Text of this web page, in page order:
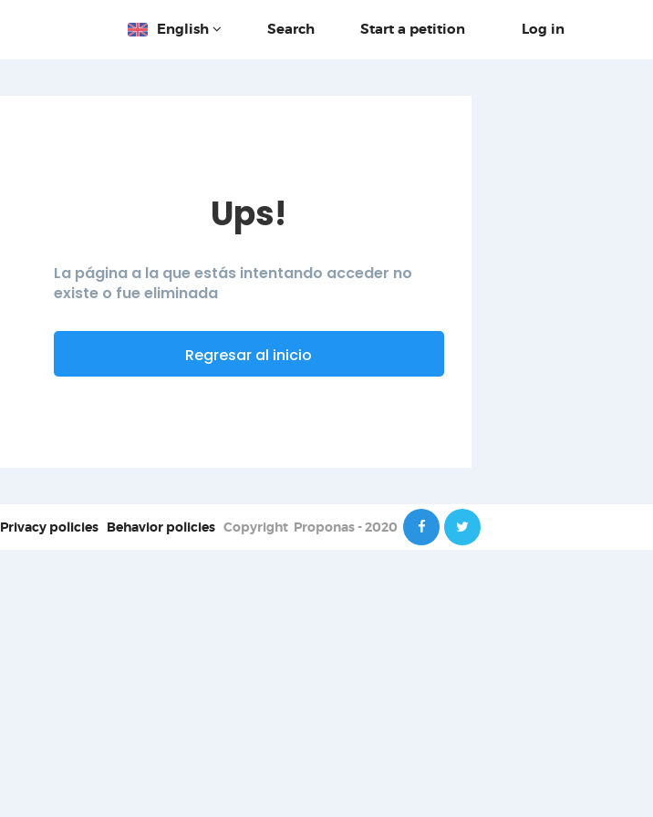
English Search Start a petition Log in
Ups!
La página a la que estás intentando acceder no
existe o fue eliminada
Regresar al inicio
Privacy policies Behavior policies Copyright Proponas - 2020